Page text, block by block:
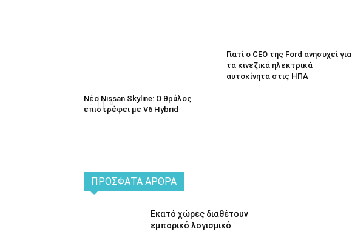
Νέο Nissan Skyline: Ο θρύλος
επιστρέφει με V6 Hybrid
Γιατί ο CEO της Ford ανησυχεί για
τα κινεζικά ηλεκτρικά
αυτοκίνητα στις ΗΠΑ
ΠΡΌΣΦΑΤΑ ΆΡΘΡΑ
Εκατό χώρες διαθέτουν
εμπορικό λογισμικό